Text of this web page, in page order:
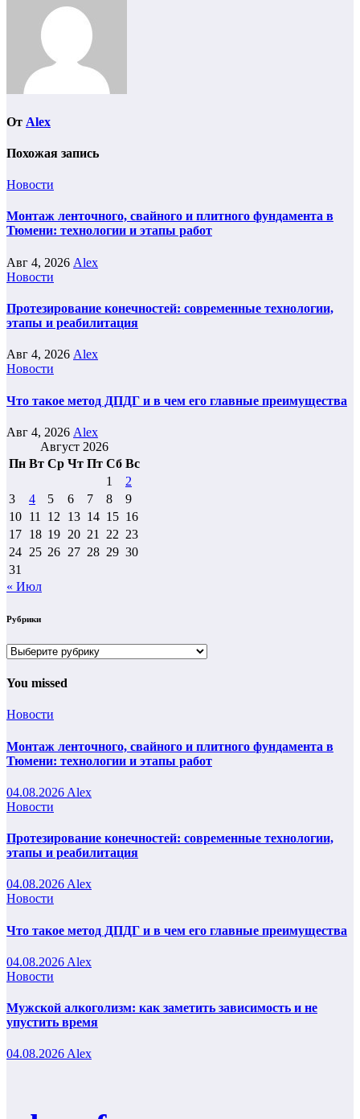
От Alex
Похожая запись
Новости
Монтаж ленточного, свайного и плитного фундамента в
Тюмени: технологии и этапы работ
Авг 4, 2026 Alex
Новости
Протезирование конечностей: современные технологии,
этапы и реабилитация
Авг 4, 2026 Alex
Новости
Что такое метод ДПДГ и в чем его главные преимущества
Авг 4, 2026 Alex
Август 2026
Пн Вт Ср Чт Пт Сб Вс
1
2
3
4 5 6 7 8
9
10 11 12 13 14 15 16
17 18 19 20 21 22 23
24 25 26 27 28 29 30
31
« Июл
Рубрики
Рубрики
You missed
Новости
Монтаж ленточного, свайного и плитного фундамента в
Тюмени: технологии и этапы работ
04.08.2026 Alex
Новости
Протезирование конечностей: современные технологии,
этапы и реабилитация
04.08.2026 Alex
Новости
Что такое метод ДПДГ и в чем его главные преимущества
04.08.2026 Alex
Новости
Мужской алкоголизм: как заметить зависимость и не
упустить время
04.08.2026 Alex